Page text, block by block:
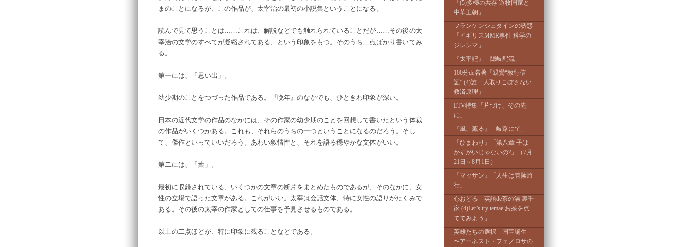
まのことになるが、この作品が、太宰治の最初の小説集ということになる。
読んで見て思うことは……これは、解説などでも触れられていることだが……その後の太
宰治の文学のすべてが凝縮されてある、という印象をもつ。そのうち二点ばかり書いてみ
る。
第一には、「思い出」。
幼少期のことをつづった作品である。『晩年』のなかでも、ひときわ印象が深い。
日本の近代文学の作品のなかには、その作家の幼少期のことを回想して書いたという体裁
の作品がいくつかある。これも、それらのうちの一つということになるのだろう。そし
て、傑作といっていいだろう。あわい叙情性と、それを語る穏やかな文体がいい。
第二には、「葉」。
最初に収録されている、いくつかの文章の断片をまとめたものであるが、そのなかに、女
性の立場で語った文章がある。これがいい。太宰は会話文体、特に女性の語りがたくみで
ある。その後の太宰の作家としての仕事を予見させるものである。
以上の二点ほどが、特に印象に残ることなどである。
「(5)多極の共存 遊牧国家と
中華王朝」
フランケンシュタインの誘惑
「イギリスMMR事件 科学の
ジレンマ」
『太平記』「隠岐配流」
100分de名著「親鸞“教行信
証” (4)誰一人取りこぼさない
救済原理」
ETV特集「片づけ、その先
に」
『風、薫る』「岐路にて」
『ひまわり』「第八章 子は
かすがいじゃないの?」（7月
21日～8月1日）
『マッサン』「人生は冒険旅
行」
心おどる「英語de茶の湯 裏千
家 (4)Let’s try temae お茶を点
ててみよう」
英雄たちの選択「国宝誕生
〜アーネスト・フェノロサの